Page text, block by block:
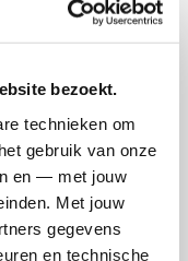
bezoekt.
technieken om
gebruik van onze
en — met jouw
Met jouw
gegevens
en technische